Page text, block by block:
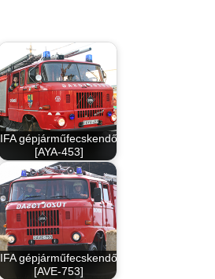
IFA gépjárműfecskendő
[AYA-453]
IFA gépjárműfecskendő
[AVE-753]